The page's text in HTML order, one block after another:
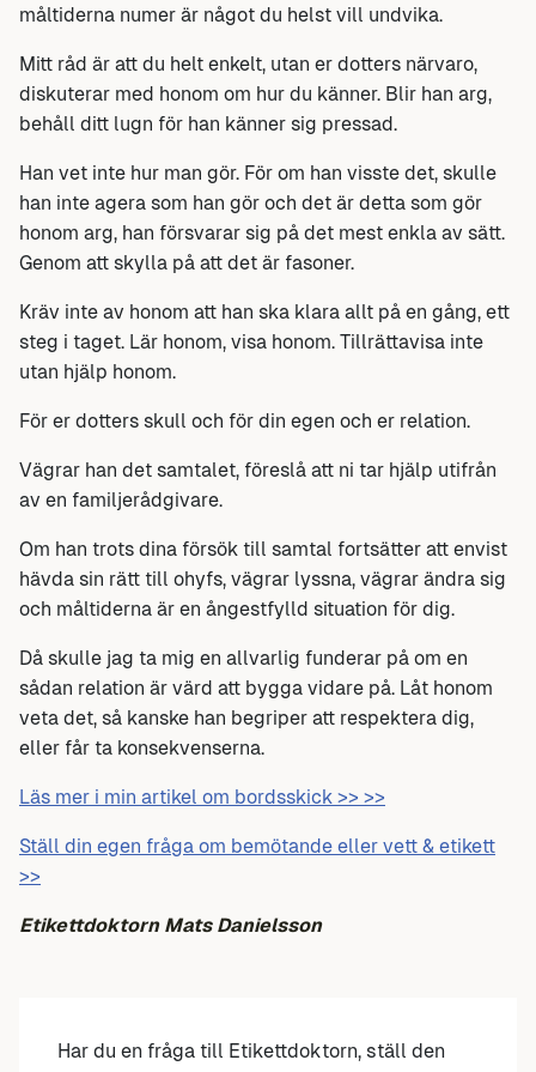
måltiderna numer är något du helst vill undvika.
Mitt råd är att du helt enkelt, utan er dotters närvaro,
diskuterar med honom om hur du känner. Blir han arg,
behåll ditt lugn för han känner sig pressad.
Han vet inte hur man gör. För om han visste det, skulle
han inte agera som han gör och det är detta som gör
honom arg, han försvarar sig på det mest enkla av sätt.
Genom att skylla på att det är fasoner.
Kräv inte av honom att han ska klara allt på en gång, ett
steg i taget. Lär honom, visa honom. Tillrättavisa inte
utan hjälp honom.
För er dotters skull och för din egen och er relation.
Vägrar han det samtalet, föreslå att ni tar hjälp utifrån
av en familjerådgivare.
Om han trots dina försök till samtal fortsätter att envist
hävda sin rätt till ohyfs, vägrar lyssna, vägrar ändra sig
och måltiderna är en ångestfylld situation för dig.
Då skulle jag ta mig en allvarlig funderar på om en
sådan relation är värd att bygga vidare på. Låt honom
veta det, så kanske han begriper att respektera dig,
eller får ta konsekvenserna.
Läs mer i min artikel om bordsskick >> >>
Ställ din egen fråga om bemötande eller vett & etikett
>>
Etikettdoktorn Mats Danielsson
Har du en fråga till Etikettdoktorn, ställ den